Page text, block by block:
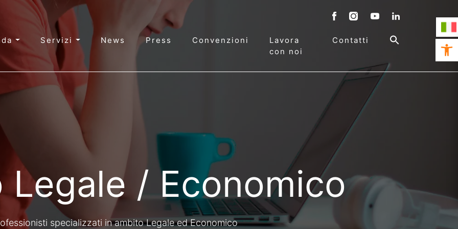
Servizi News Press Convenzioni
Lavora
con noi
Contatti
Legale / Economico
specializzati in ambito Legale ed Economico